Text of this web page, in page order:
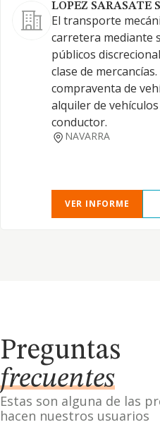
LOPEZ SARASATE
El transporte
carretera mediante
públicos
clase de mercancías.
compraventa de
alquiler de
conductor.
NAVARRA
VER INFORME
Preguntas
frecuentes
Estas son alguna de las
hacen nuestros usuarios